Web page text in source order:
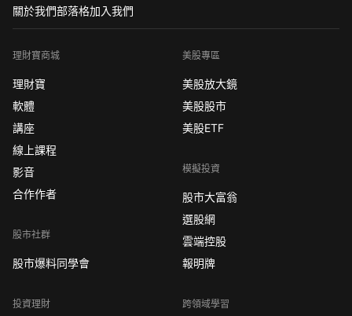
關於我們部落格加入我們
理財寶商城
理財寶
軟體
講座
線上課程
影音
合作作者
股市社群
股市爆料同學會
投資理財
美股專區
美股放大鏡
美股股市
美股ETF
模擬投資
股市大富翁
選股網
雲端控股
報明牌
跨領域學習